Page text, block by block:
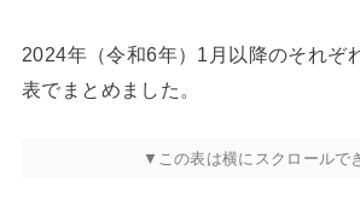
2024年（令和6年）1月以降のそれぞ
表でまとめました。